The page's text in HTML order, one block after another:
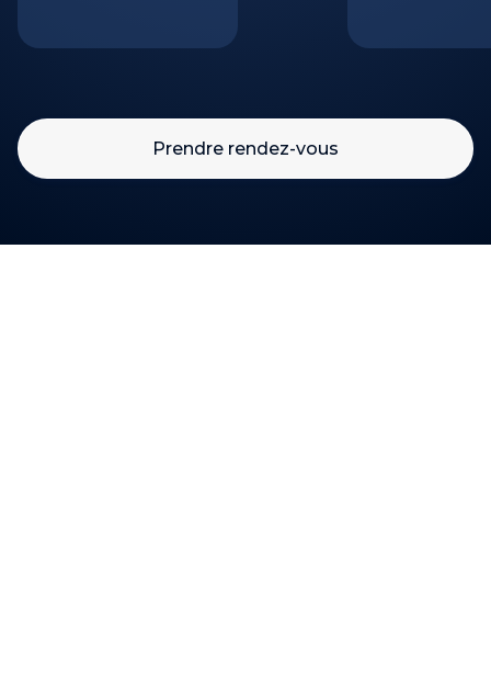
Prendre rendez-vous